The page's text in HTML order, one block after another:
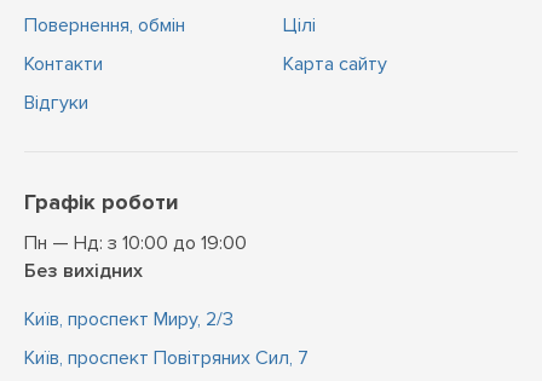
Повернення, обмін
Контакти
Відгуки
Цiлi
Карта сайту
Графік роботи
Пн — Нд: з 10:00 до 19:00
Без вихідних
Київ, проспект Миру, 2/3
Київ, проспект Повітряних Сил, 7